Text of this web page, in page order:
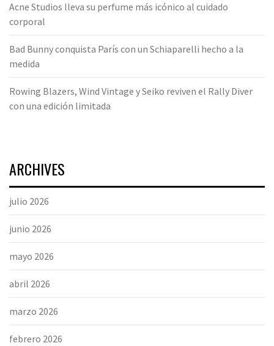
Acne Studios lleva su perfume más icónico al cuidado
corporal
Bad Bunny conquista París con un Schiaparelli hecho a la
medida
Rowing Blazers, Wind Vintage y Seiko reviven el Rally Diver
con una edición limitada
ARCHIVES
julio 2026
junio 2026
mayo 2026
abril 2026
marzo 2026
febrero 2026